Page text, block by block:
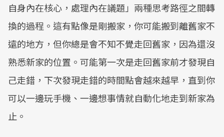
自身內在核心，處理內在議題」兩種思考路徑之間轉
換的過程。這有點像是剛搬家，你可能搬到離舊家不
遠的地方，但你總是會不知不覺走回舊家，因為還沒
熟悉新家的位置。可能第一次是走回舊家前才發現自
己走錯，下次發現走錯的時間點會越來越早，直到你
可以一邊玩手機、一邊想事情就自動化地走到新家為
止。